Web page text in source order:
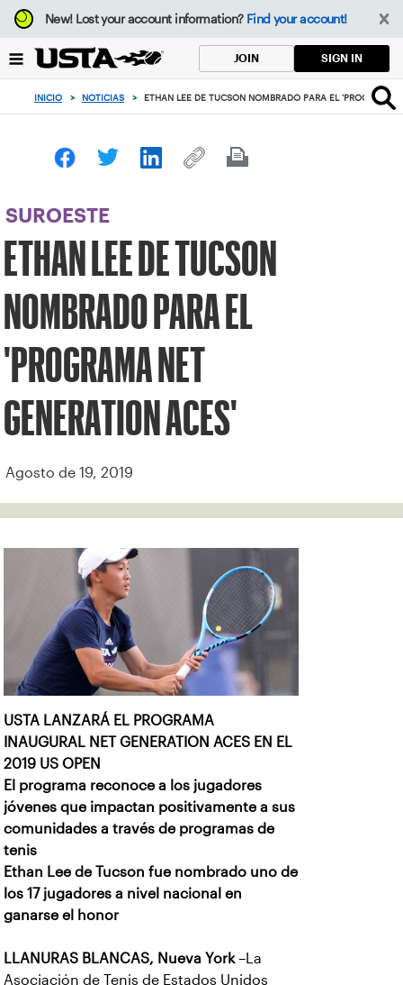
Enfoque
desde
botón
volver
principio
New!Lost your account information? Find your account!
JOIN SIGN IN
INICIO > NOTICIAS > ETHAN LEE DE TUCSON NOMBRADO PARA EL 'PROGRAMA
SUROESTE
ETHAN LEE DE TUCSON
NOMBRADO PARA EL
'PROGRAMA NET
GENERATION ACES'
Agosto de 19, 2019
USTA LANZARÁ EL PROGRAMA
INAUGURAL NET GENERATION ACES EN EL
2019 US OPEN
El programa reconoce a los jugadores
jóvenes que impactan positivamente a sus
comunidades a través de programas de
tenis
Ethan Lee de Tucson fue nombrado uno de
los 17 jugadores a nivel nacional en
ganarse el honor
LLANURAS BLANCAS, Nueva York–La
Asociación de Tenis de Estados Unidos